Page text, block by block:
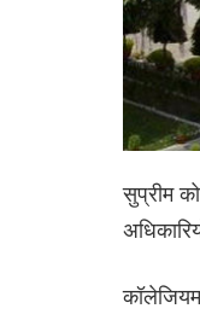
सुप्रीम
कॉलेजियम